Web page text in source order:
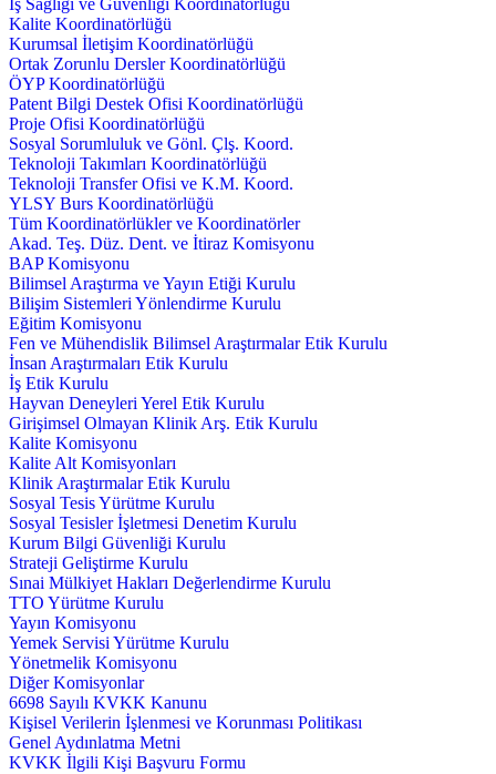
İş Sağlığı ve Güvenliği Koordinatörlüğü
Kalite Koordinatörlüğü
Kurumsal İletişim Koordinatörlüğü
Ortak Zorunlu Dersler Koordinatörlüğü
ÖYP Koordinatörlüğü
Patent Bilgi Destek Ofisi Koordinatörlüğü
Proje Ofisi Koordinatörlüğü
Sosyal Sorumluluk ve Gönl. Çlş. Koord.
Teknoloji Takımları Koordinatörlüğü
Teknoloji Transfer Ofisi ve K.M. Koord.
YLSY Burs Koordinatörlüğü
Tüm Koordinatörlükler ve Koordinatörler
Akad. Teş. Düz. Dent. ve İtiraz Komisyonu
BAP Komisyonu
Bilimsel Araştırma ve Yayın Etiği Kurulu
Bilişim Sistemleri Yönlendirme Kurulu
Eğitim Komisyonu
Fen ve Mühendislik Bilimsel Araştırmalar Etik Kurulu
İnsan Araştırmaları Etik Kurulu
İş Etik Kurulu
Hayvan Deneyleri Yerel Etik Kurulu
Girişimsel Olmayan Klinik Arş. Etik Kurulu
Kalite Komisyonu
Kalite Alt Komisyonları
Klinik Araştırmalar Etik Kurulu
Sosyal Tesis Yürütme Kurulu
Sosyal Tesisler İşletmesi Denetim Kurulu
Kurum Bilgi Güvenliği Kurulu
Strateji Geliştirme Kurulu
Sınai Mülkiyet Hakları Değerlendirme Kurulu
TTO Yürütme Kurulu
Yayın Komisyonu
Yemek Servisi Yürütme Kurulu
Yönetmelik Komisyonu
Diğer Komisyonlar
6698 Sayılı KVKK Kanunu
Kişisel Verilerin İşlenmesi ve Korunması Politikası
Genel Aydınlatma Metni
KVKK İlgili Kişi Başvuru Formu